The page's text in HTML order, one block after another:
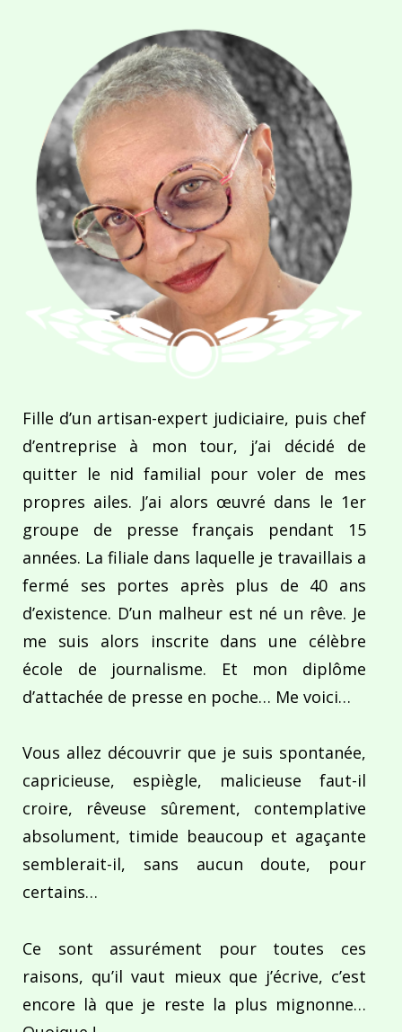
Fille d’un artisan-expert judiciaire, puis chef
d’entreprise à mon tour, j’ai décidé de
quitter le nid familial pour voler de mes
propres ailes. J’ai alors œuvré dans le 1er
groupe de presse français pendant 15
années. La filiale dans laquelle je travaillais a
fermé ses portes après plus de 40 ans
d’existence. D’un malheur est né un rêve. Je
me suis alors inscrite dans une célèbre
école de journalisme. Et mon diplôme
d’attachée de presse en poche… Me voici…
Vous allez découvrir que je suis spontanée,
capricieuse, espiègle, malicieuse faut-il
croire, rêveuse sûrement, contemplative
absolument, timide beaucoup et agaçante
semblerait-il, sans aucun doute, pour
certains…
Ce sont assurément pour toutes ces
raisons, qu’il vaut mieux que j’écrive, c’est
encore là que je reste la plus mignonne…